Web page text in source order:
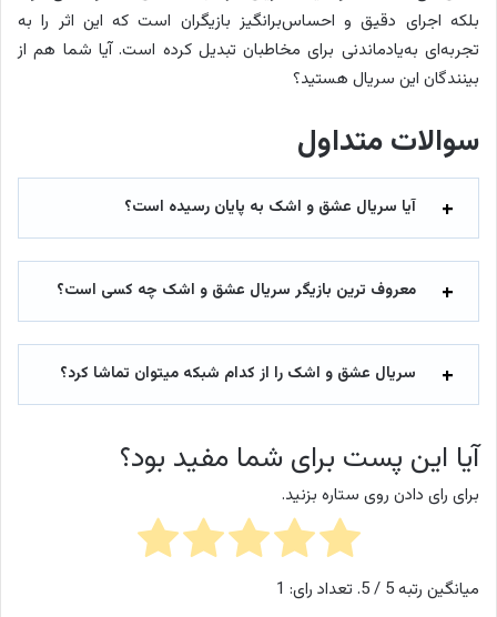
بلکه اجرای دقیق و احساس‌برانگیز بازیگران است که این اثر را به
تجربه‌ای به‌یادماندنی برای مخاطبان تبدیل کرده است. آیا شما هم از
بینندگان این سریال هستید؟
سوالات متداول
آیا سریال عشق و اشک به پایان رسیده است؟
معروف ترین بازیگر سریال عشق و اشک چه کسی است؟
سریال عشق و اشک را از کدام شبکه میتوان تماشا کرد؟
آیا این پست برای شما مفید بود؟
برای رای دادن روی ستاره بزنید.
میانگین رتبه5 / 5. تعداد رای: 1